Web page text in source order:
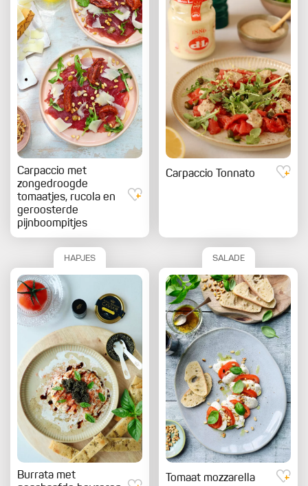
Carpaccio met
zongedroogde
tomaatjes, rucola en
geroosterde
pijnboompitjes
Carpaccio Tonnato
HAPJES
Burrata met
SALADE
Tomaat mozzarella